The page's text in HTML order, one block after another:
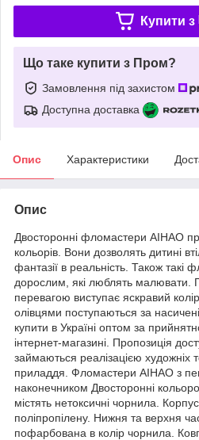
Купити з
Що таке купити з Пром?
Замовлення під захистом
Доступна доставка
Опис Характеристики
Опис
Двосторонні фломастери AIHAO
кольорів. Вони дозволять дитині
фантазії в реальність. Також такі
дорослим, які люблять малювати.
перевагою виступає яскравий
олівцями поступаються за
купити в Україні оптом за
інтернет-магазині. Пропозиція
займаються реалізацією художніх
приладдя. Фломастери AIHAO з
наконечником Двосторонні
містять нетоксичні чорнила.
поліпропілену. Нижня та верхня
пофарбована в колір чорнила.